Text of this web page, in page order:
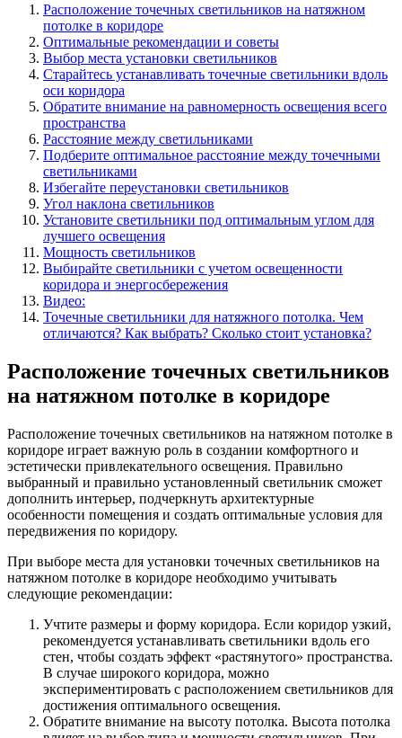
Расположение точечных светильников на натяжном
потолке в коридоре
Оптимальные рекомендации и советы
Выбор места установки светильников
Старайтесь устанавливать точечные светильники вдоль
оси коридора
Обратите внимание на равномерность освещения всего
пространства
Расстояние между светильниками
Подберите оптимальное расстояние между точечными
светильниками
Избегайте переустановки светильников
Угол наклона светильников
Установите светильники под оптимальным углом для
лучшего освещения
Мощность светильников
Выбирайте светильники с учетом освещенности
коридора и энергосбережения
Видео:
Точечные светильники для натяжного потолка. Чем
отличаются? Как выбрать? Сколько стоит установка?
Расположение точечных светильников
на натяжном потолке в коридоре
Расположение точечных светильников на натяжном потолке в
коридоре играет важную роль в создании комфортного и
эстетически привлекательного освещения. Правильно
выбранный и правильно установленный светильник сможет
дополнить интерьер, подчеркнуть архитектурные
особенности помещения и создать оптимальные условия для
передвижения по коридору.
При выборе места для установки точечных светильников на
натяжном потолке в коридоре необходимо учитывать
следующие рекомендации:
Учтите размеры и форму коридора. Если коридор узкий,
рекомендуется устанавливать светильники вдоль его
стен, чтобы создать эффект «растянутого» пространства.
В случае широкого коридора, можно
экспериментировать с расположением светильников для
достижения оптимального освещения.
Обратите внимание на высоту потолка. Высота потолка